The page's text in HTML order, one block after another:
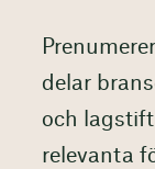
delar
och
relevanta